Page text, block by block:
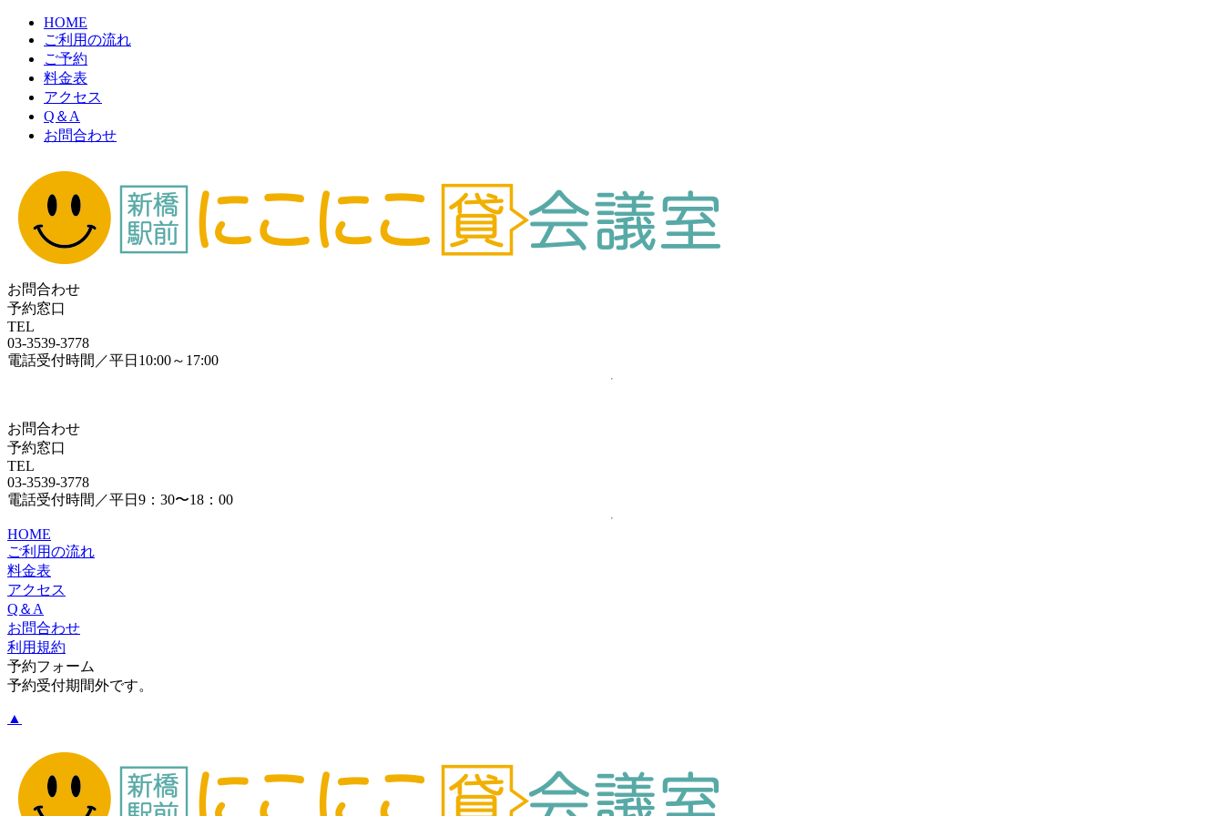
HOME
ご利用の流れ
ご予約
料金表
アクセス
Q＆A
お問合わせ
お問合わせ
予約窓口
TEL
03-3539-3778
電話受付時間／平日10:00～17:00
お問合わせ
予約窓口
TEL
03-3539-3778
電話受付時間／平日9：30〜18：00
HOME
ご利用の流れ
料金表
アクセス
Q＆A
お問合わせ
利用規約
予約フォーム
予約受付期間外です。
▲